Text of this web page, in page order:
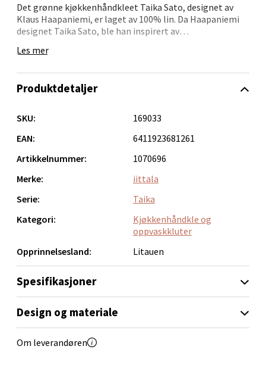
Det grønne kjøkkenhåndkleet Taika Sato, designet av
Klaus Haapaniemi, er laget av 100% lin. Da Haapaniemi
designet Taika Sato, ble han inspirert av
kjøkkenhåndkleet er perfekt både til å tørke oppvask og
Les mer
Produktdetaljer
SKU:
169033
EAN:
6411923681261
Artikkelnummer:
1070696
Merke:
iittala
Serie:
Taika
Kategori:
Kjøkkenhåndkle og
oppvaskkluter
Opprinnelsesland:
Litauen
Spesifikasjoner
Design og materiale
Om leverandøren
Bergen - Thon Senter Lagunen
Laguneveien 1, 5239 Bergen
0 i butikk
Kristiansand - Markens
Lillemarkens markensgate 25B, 4611 Kristiansand
Åpent i dag 10-17
Velg
Oslo - Linderud